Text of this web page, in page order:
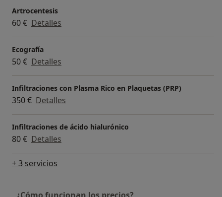
Artrocentesis
60 € Detalles
Ecografía
50 € Detalles
Infiltraciones con Plasma Rico en Plaquetas (PRP)
350 € Detalles
Infiltraciones de ácido hialurónico
80 € Detalles
+ 3 servicios